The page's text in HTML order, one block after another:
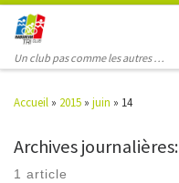
Un club pas comme les autres …
Accueil » 2015 » juin » 14
Archives journalières:
1 article